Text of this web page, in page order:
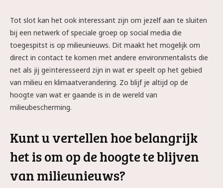
Tot slot kan het ook interessant zijn om jezelf aan te sluiten
bij een netwerk of speciale groep op social media die
toegespitst is op milieunieuws. Dit maakt het mogelijk om
direct in contact te komen met andere environmentalists die
net als jij geïnteresseerd zijn in wat er speelt op het gebied
van milieu en klimaatverandering. Zo blijf je altijd op de
hoogte van wat er gaande is in de wereld van
milieubescherming.
Kunt u vertellen hoe belangrijk
het is om op de hoogte te blijven
van milieunieuws?